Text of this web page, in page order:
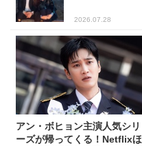
2026.07.28
アン・ボヒョン主演人気シリ
ーズが帰ってくる！Netflixほ